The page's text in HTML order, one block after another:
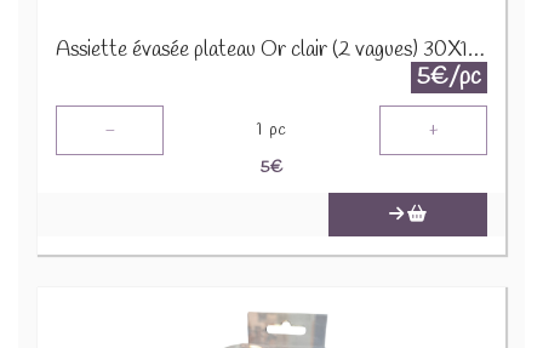
Assiette évasée plateau Or clair (2 vagues) 30X12H5CM 22334
5€/pc
- 1 pc +
5€